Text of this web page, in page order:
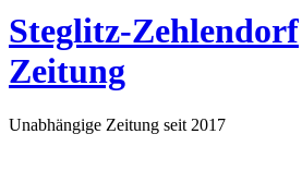
Steglitz-Zehlendorf
Zeitung
Unabhängige Zeitung seit 2017